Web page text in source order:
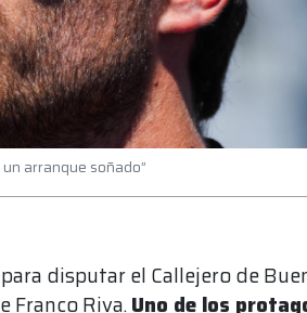
arranque soñado”
disputar el Callejero de
Franco Riva.Uno de los